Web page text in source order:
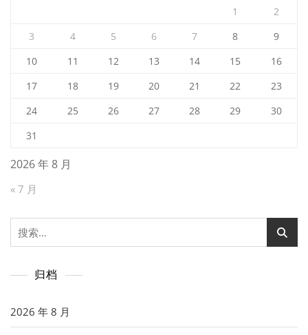
2026 年 8 月
1
2
3
4 5 6 7 8
9
10
11 12 13 14 15
16
17
18 19 20 21 22
23
24
25 26 27 28 29
30
31
« 7 月
搜
索：
归档
2026 年 8 月